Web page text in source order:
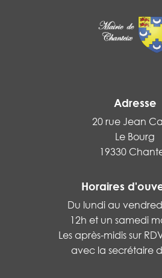
Adresse
20 rue Jean
Le Bourg
19330
Horaires
Du lundi au
12h et un samedi
Les après-midis sur
avec la secrétaire